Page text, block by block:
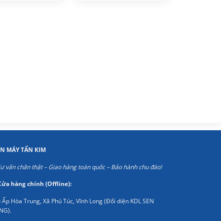
MÁY TẤN KIM
vấn chân thật – Giao hàng toàn quốc – Bảo hành chu đáo!
hàng chính (Offline):
Ấp Hòa Trung, Xã Phú Túc, Vĩnh Long (Đối diện KDL SEN